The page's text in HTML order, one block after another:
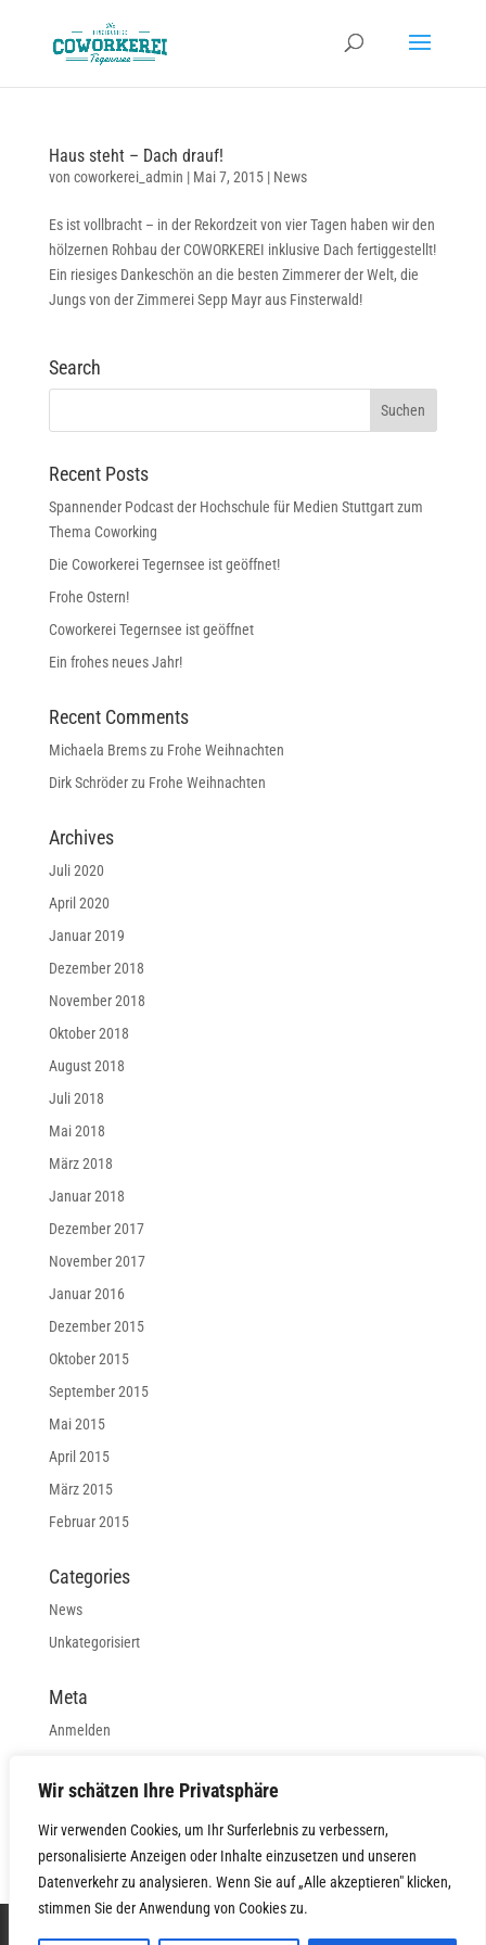
Wir schätzen Ihre Privatsphäre
Wir verwenden Cookies, um Ihr Surferlebnis zu verbessern,
personalisierte Anzeigen oder Inhalte einzusetzen und unseren
Datenverkehr zu analysieren. Wenn Sie auf „Alle akzeptieren" klicken,
stimmen Sie der Anwendung von Cookies zu.
Haus steht – Dach drauf!
von coworkerei_admin | Mai 7, 2015| News
Es ist vollbracht – in der Rekordzeit von vier Tagen haben wir den
hölzernen Rohbau der COWORKEREI inklusive Dach fertiggestellt!
Ein riesiges Dankeschön an die besten Zimmerer der Welt, die
Jungs von der Zimmerei Sepp Mayr aus Finsterwald!
Search
Recent Posts
Spannender Podcast der Hochschule für Medien Stuttgart zum
Thema Coworking
Die Coworkerei Tegernsee ist geöffnet!
Frohe Ostern!
Coworkerei Tegernsee ist geöffnet
Ein frohes neues Jahr!
Recent Comments
Michaela Bremszu Frohe Weihnachten
Dirk Schröderzu Frohe Weihnachten
Archives
Juli 2020
April 2020
Januar 2019
Dezember 2018
November 2018
Oktober 2018
August 2018
Juli 2018
Mai 2018
März 2018
Januar 2018
Dezember 2017
November 2017
Januar 2016
Dezember 2015
Oktober 2015
September 2015
Mai 2015
April 2015
März 2015
Februar 2015
Categories
News
Unkategorisiert
Meta
Anmelden
Kommentar-Feed
WordPress.org